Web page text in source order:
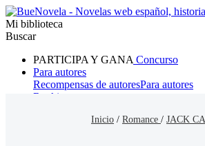
Mi biblioteca
Buscar
PARTICIPA Y GANA Concurso
Para autores
Recompensas de autoresPara autores
Ranking
Inicio / Romance / JACK